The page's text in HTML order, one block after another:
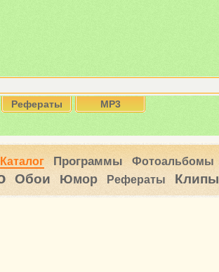
Рефераты MP3
Каталог Программы Фотоальбомы
Обои Юмор Рефераты Клипы